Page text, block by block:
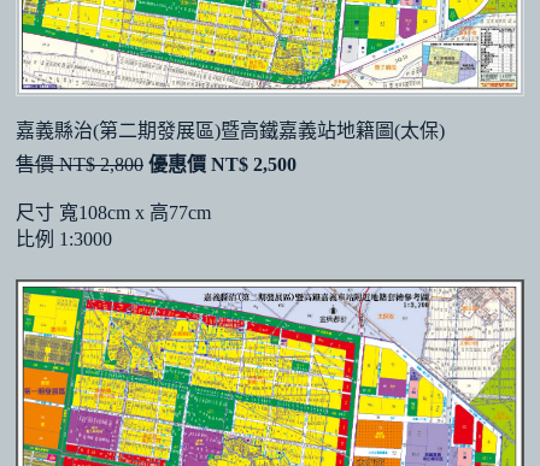
嘉義縣治(第二期發展區)暨高鐵嘉義站地籍圖(太保)
售價 NT$ 2,800 優惠價 NT$ 2,500
尺寸 寬108cm x 高77cm
比例 1:3000